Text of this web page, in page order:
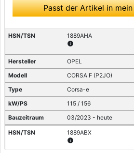
Passt der Artikel in mein
1889AHA
info
OPEL
CORSA F (P2JO)
Corsa-e
115 / 156
03/2023 - heute
1889ABX
info